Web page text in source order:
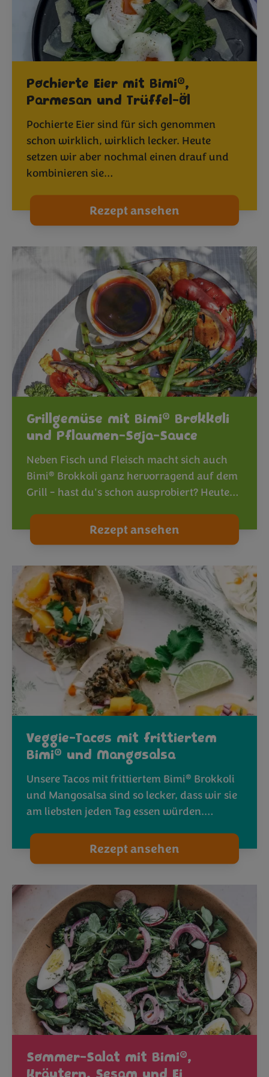
Pochierte Eier mit Bimi®,
Parmesan und Trüffel-Öl
Pochierte Eier sind für sich genommen
schon wirklich, wirklich lecker. Heute
setzen wir aber nochmal einen drauf und
kombinieren sie…
Rezept ansehen
Grillgemüse mit Bimi® Brokkoli
und Pflaumen-Soja-Sauce
Neben Fisch und Fleisch macht sich auch
Bimi® Brokkoli ganz hervorragend auf dem
Grill - hast du's schon ausprobiert? Heute…
Rezept ansehen
Veggie-Tacos mit frittiertem
Bimi® und Mangosalsa
Unsere Tacos mit frittiertem Bimi® Brokkoli
und Mangosalsa sind so lecker, dass wir sie
am liebsten jeden Tag essen würden.…
Rezept ansehen
Sommer-Salat mit Bimi®,